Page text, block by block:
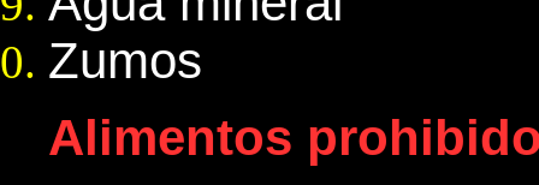
Zumos
Alimentos